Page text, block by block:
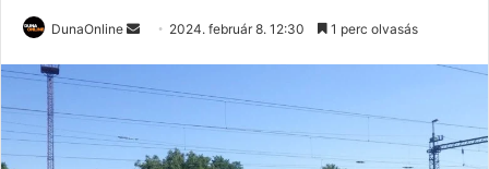
DunaOnline
Send 2024. február 8. 12:30 1 perc olvasás